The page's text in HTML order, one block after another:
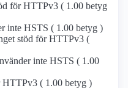
för HTTPv3 ( 1.00 betyg
inte HSTS ( 1.00 betyg )
stöd för HTTPv3 (
inte HSTS ( 1.00
HTTPv3 ( 1.00 betyg )